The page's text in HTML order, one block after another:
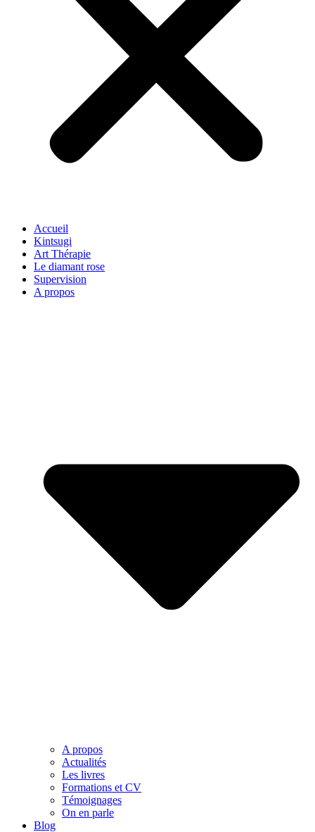
Accueil
Kintsugi
Art Thérapie
Le diamant rose
Supervision
A propos
A propos
Actualités
Les livres
Formations et CV
Témoignages
On en parle
Blog